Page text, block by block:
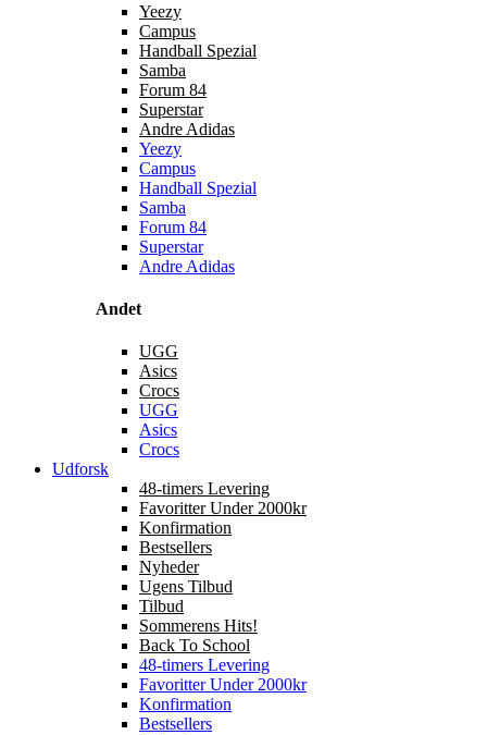
Yeezy
Campus
Handball Spezial
Samba
Forum 84
Superstar
Andre Adidas
Yeezy
Campus
Handball Spezial
Samba
Forum 84
Superstar
Andre Adidas
Andet
UGG
Asics
Crocs
UGG
Asics
Crocs
Udforsk
48-timers Levering
Favoritter Under 2000kr
Konfirmation
Bestsellers
Nyheder
Ugens Tilbud
Tilbud
Sommerens Hits!
Back To School
48-timers Levering
Favoritter Under 2000kr
Konfirmation
Bestsellers